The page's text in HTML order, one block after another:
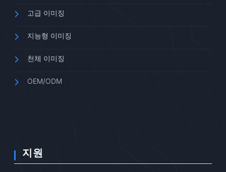
고급 이미징
지능형 이미징
천체 이미징
OEM/ODM
지원